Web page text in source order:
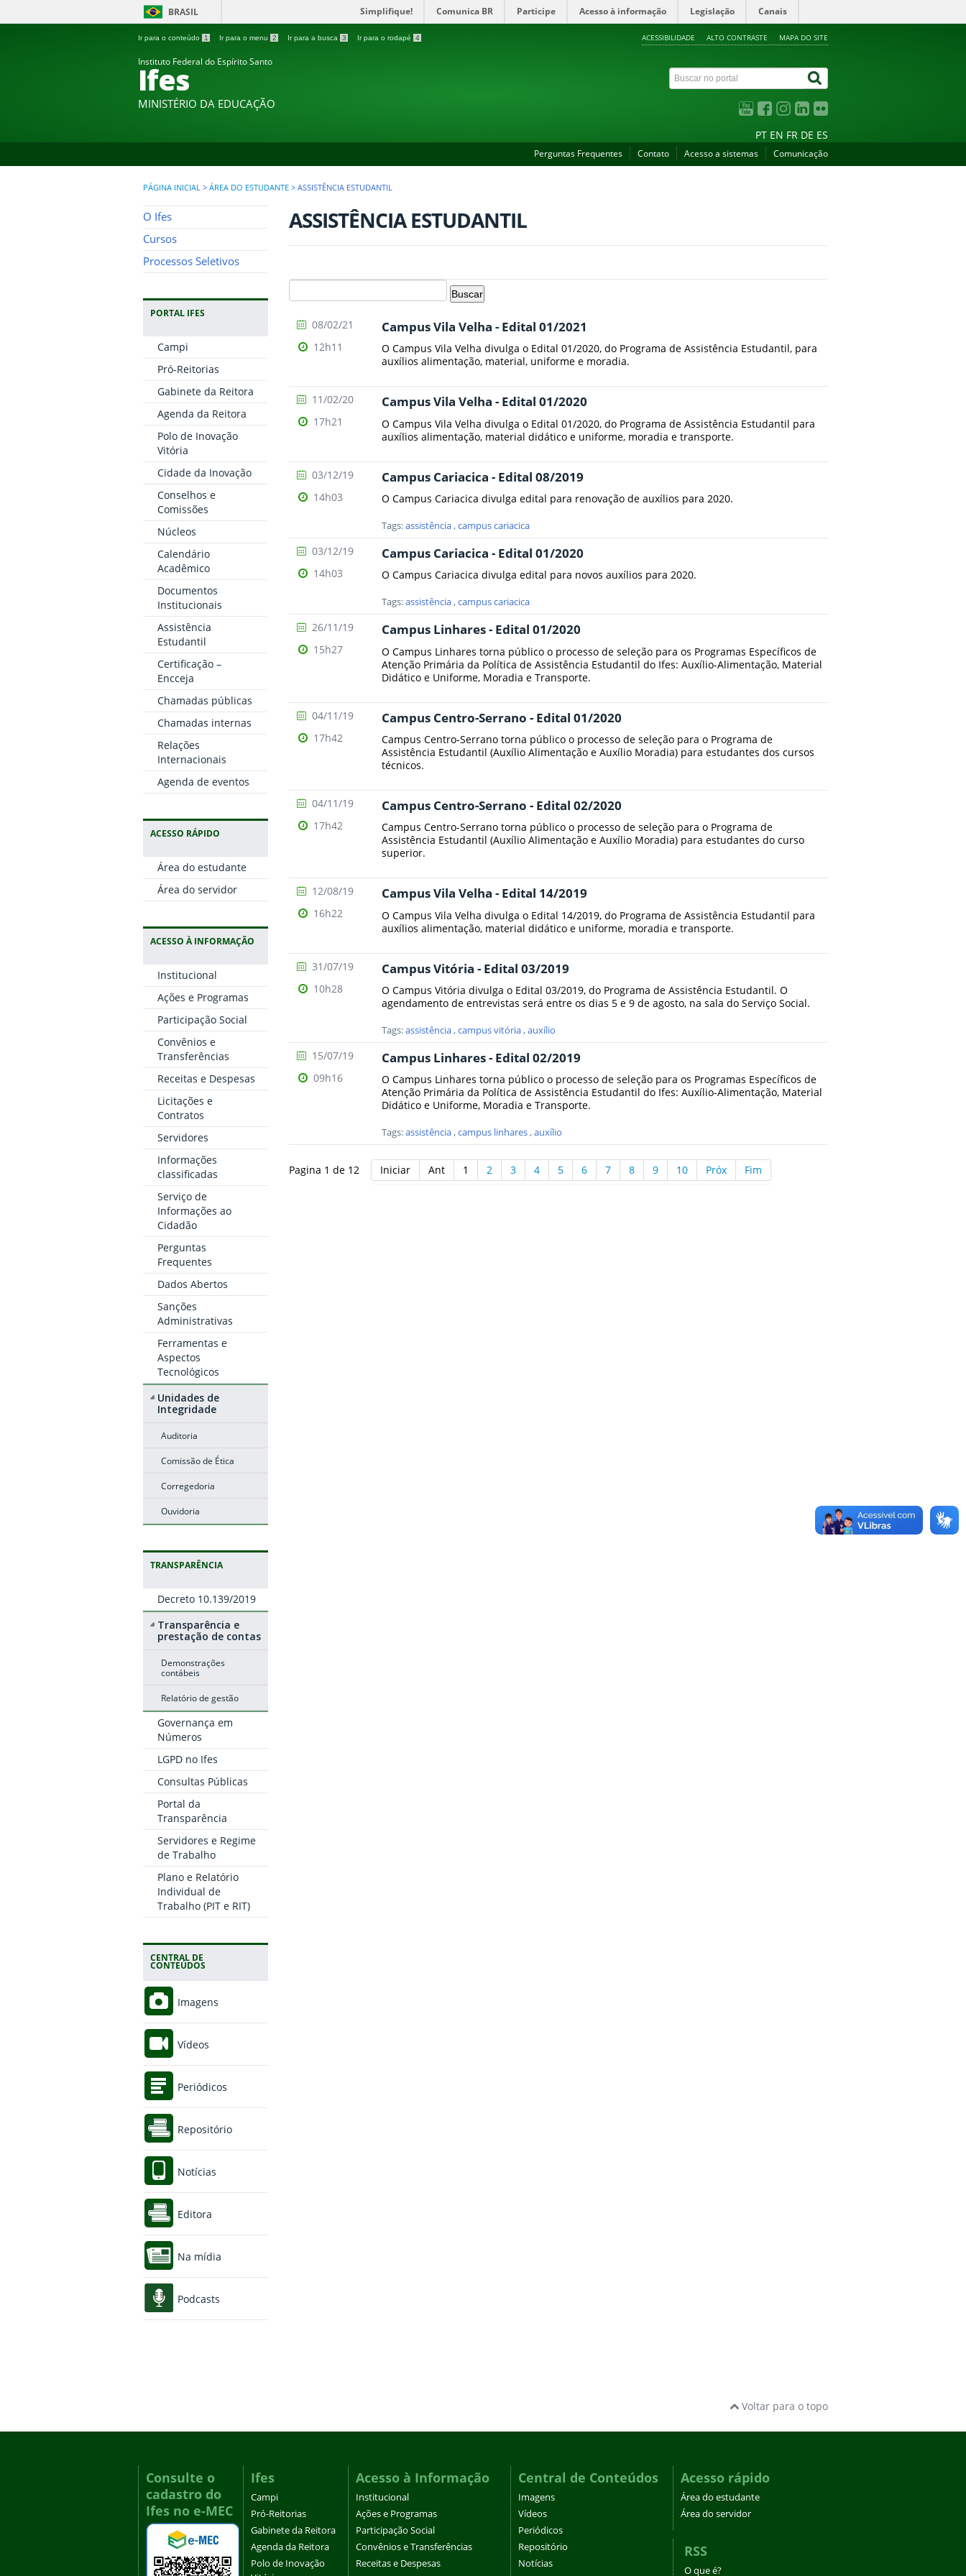
BRASIL Simplifique! Comunica BR Participe Acesso à informação Legislação Canais
Ir para o conteúdo 1 Ir para o menu 2 Ir para a busca 3 Ir para o rodapé 4 ACESSIBILIDADE ALTO CONTRASTE MAPA DO SITE
Instituto Federal do Espírito Santo
Ifes
MINISTÉRIO DA EDUCAÇÃO
PT EN FR DE ES
Perguntas Frequentes Contato Acesso a sistemas Comunicação
PÁGINA INICIAL > ÁREA DO ESTUDANTE > ASSISTÊNCIA ESTUDANTIL
O Ifes
Cursos
Processos Seletivos
PORTAL IFES
Campi
Pró-Reitorias
Gabinete da Reitora
Agenda da Reitora
Polo de Inovação
Vitória
Cidade da Inovação
Conselhos e
Comissões
Núcleos
Calendário
Acadêmico
Documentos
Institucionais
Assistência
Estudantil
Certificação –
Encceja
Chamadas públicas
Chamadas internas
Relações
Internacionais
Agenda de eventos
ACESSO RÁPIDO
Área do estudante
Área do servidor
ACESSO À INFORMAÇÃO
Institucional
Ações e Programas
Participação Social
Convênios e
Transferências
Receitas e Despesas
Licitações e
Contratos
Servidores
Informações
classificadas
Serviço de
Informações ao
Cidadão
Perguntas
Frequentes
Dados Abertos
Sanções
Administrativas
Ferramentas e
Aspectos
Tecnológicos
Unidades de
Integridade
Auditoria
Comissão de Ética
Corregedoria
Ouvidoria
TRANSPARÊNCIA
Decreto 10.139/2019
Transparência e
prestação de contas
Demonstrações
contábeis
Relatório de gestão
Governança em
Números
LGPD no Ifes
Consultas Públicas
Portal da
Transparência
Servidores e Regime
de Trabalho
Plano e Relatório
Individual de
Trabalho (PIT e RIT)
CENTRAL DE
CONTEÚDOS
Imagens
Vídeos
Periódicos
Repositório
Notícias
Editora
Na mídia
Podcasts
ASSISTÊNCIA ESTUDANTIL
Campus Vila Velha - Edital 01/2021
O Campus Vila Velha divulga o Edital 01/2020, do Programa de Assistência Estudantil, para
auxílios alimentação, material, uniforme e moradia.
08/02/21
12h11
Campus Vila Velha - Edital 01/2020
O Campus Vila Velha divulga o Edital 01/2020, do Programa de Assistência Estudantil para
auxílios alimentação, material didático e uniforme, moradia e transporte.
11/02/20
17h21
Campus Cariacica - Edital 08/2019
O Campus Cariacica divulga edital para renovação de auxílios para 2020.
Tags:assistência,campus cariacica
03/12/19
14h03
Campus Cariacica - Edital 01/2020
O Campus Cariacica divulga edital para novos auxílios para 2020.
Tags:assistência,campus cariacica
03/12/19
14h03
Campus Linhares - Edital 01/2020
O Campus Linhares torna público o processo de seleção para os Programas Específicos de
Atenção Primária da Política de Assistência Estudantil do Ifes: Auxílio-Alimentação, Material
Didático e Uniforme, Moradia e Transporte.
26/11/19
15h27
Campus Centro-Serrano - Edital 01/2020
Campus Centro-Serrano torna público o processo de seleção para o Programa de
Assistência Estudantil (Auxílio Alimentação e Auxílio Moradia) para estudantes dos cursos
técnicos.
04/11/19
17h42
Campus Centro-Serrano - Edital 02/2020
Campus Centro-Serrano torna público o processo de seleção para o Programa de
Assistência Estudantil (Auxílio Alimentação e Auxílio Moradia) para estudantes do curso
superior.
04/11/19
17h42
Campus Vila Velha - Edital 14/2019
O Campus Vila Velha divulga o Edital 14/2019, do Programa de Assistência Estudantil para
auxílios alimentação, material didático e uniforme, moradia e transporte.
12/08/19
16h22
Campus Vitória - Edital 03/2019
O Campus Vitória divulga o Edital 03/2019, do Programa de Assistência Estudantil. O
agendamento de entrevistas será entre os dias 5 e 9 de agosto, na sala do Serviço Social.
Tags:assistência,campus vitória,auxílio
31/07/19
10h28
Campus Linhares - Edital 02/2019
O Campus Linhares torna público o processo de seleção para os Programas Específicos de
Atenção Primária da Política de Assistência Estudantil do Ifes: Auxílio-Alimentação, Material
Didático e Uniforme, Moradia e Transporte.
Tags:assistência,campus linhares,auxílio
15/07/19
09h16
Pagina 1 de 12 Iniciar Ant 1 2 3 4 5 6 7 8 9 10 Próx Fim
Voltar para o topo
Consulte o
cadastro do
Ifes no e-MEC
Ifes
Campi
Pró-Reitorias
Gabinete da Reitora
Agenda da Reitora
Polo de Inovação
Acesso à Informação
Institucional
Ações e Programas
Participação Social
Convênios e Transferências
Receitas e Despesas
Central de Conteúdos
Imagens
Vídeos
Periódicos
Repositório
Notícias
Acesso rápido
Área do estudante
Área do servidor
RSS
O que é?